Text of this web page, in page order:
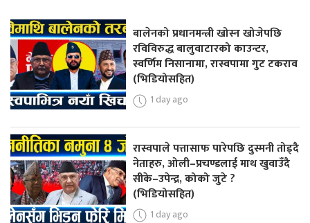
बालेनको प्रधानमन्त्री खोस्न खोजेपछि
रविविरुद्ध बालुवाटारको काउन्टर,
स्वर्णिम निसानामा, रास्वपामा गुट टकराव
(भिडियोसहित)
1 day ago
रास्वपाले पत्तासाफ पारेपछि दुस्मनी तोड्दै
नेताहरु, ओली–प्रचण्डलाई माथ खुवाउँदै
सीके–उपेन्द्र, कोको जुटे ?
(भिडियोसहित)
1 day ago